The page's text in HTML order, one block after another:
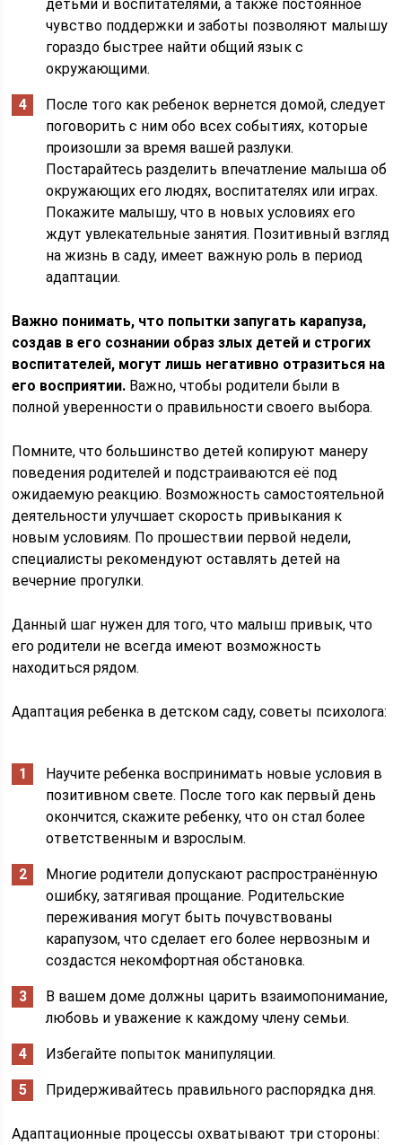
детьми и воспитателями, а также постоянное
чувство поддержки и заботы позволяют малышу
гораздо быстрее найти общий язык с
окружающими.
После того как ребенок вернется домой, следует
поговорить с ним обо всех событиях, которые
произошли за время вашей разлуки.
Постарайтесь разделить впечатление малыша об
окружающих его людях, воспитателях или играх.
Покажите малышу, что в новых условиях его
ждут увлекательные занятия. Позитивный взгляд
на жизнь в саду, имеет важную роль в период
адаптации.
Важно понимать, что попытки запугать карапуза,
создав в его сознании образ злых детей и строгих
воспитателей, могут лишь негативно отразиться на
его восприятии. Важно, чтобы родители были в
полной уверенности о правильности своего выбора.
Помните, что большинство детей копируют манеру
поведения родителей и подстраиваются её под
ожидаемую реакцию. Возможность самостоятельной
деятельности улучшает скорость привыкания к
новым условиям. По прошествии первой недели,
специалисты рекомендуют оставлять детей на
вечерние прогулки.
Данный шаг нужен для того, что малыш привык, что
его родители не всегда имеют возможность
находиться рядом.
Адаптация ребенка в детском саду, советы психолога:
Научите ребенка воспринимать новые условия в
позитивном свете. После того как первый день
окончится, скажите ребенку, что он стал более
ответственным и взрослым.
Многие родители допускают распространённую
ошибку, затягивая прощание. Родительские
переживания могут быть почувствованы
карапузом, что сделает его более нервозным и
создастся некомфортная обстановка.
В вашем доме должны царить взаимопонимание,
любовь и уважение к каждому члену семьи.
Избегайте попыток манипуляции.
Придерживайтесь правильного распорядка дня.
Адаптационные процессы охватывают три стороны: